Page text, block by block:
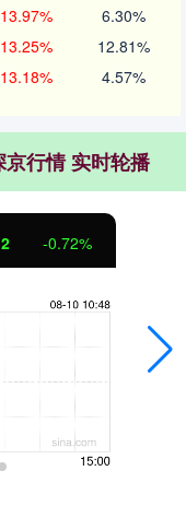
13.97% 6.30%
13.25% 12.81%
13.18% 4.57%
京行情 实时轮播
-0.72%